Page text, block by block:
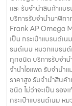
และ รับจำนำสินค้าแบ
บริการรับจำนำนาฬิก
Frank AP Omega
เป็น กระเป๋าแบรนด์เ
รนด์เนม หมวกแบรน
ทุกชนิด บริการรับจำน
จำนำไอแพด รับจำนำ
ราคาสูง รับจำนำสินค้
ชนิด ไม่ว่าจะเป็น รอง
กระเป๋าแบรนด์เนม ห